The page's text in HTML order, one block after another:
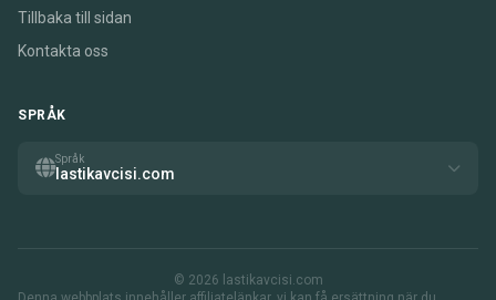
Tillbaka till sidan
Kontakta oss
SPRÅK
Språk
lastikavcisi.com
© 2026 lastikavcisi.com